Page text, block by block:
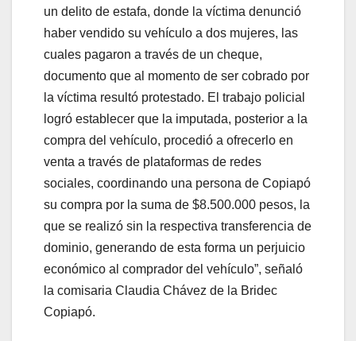
un delito de estafa, donde la víctima denunció
haber vendido su vehículo a dos mujeres, las
cuales pagaron a través de un cheque,
documento que al momento de ser cobrado por
la víctima resultó protestado. El trabajo policial
logró establecer que la imputada, posterior a la
compra del vehículo, procedió a ofrecerlo en
venta a través de plataformas de redes
sociales, coordinando una persona de Copiapó
su compra por la suma de $8.500.000 pesos, la
que se realizó sin la respectiva transferencia de
dominio, generando de esta forma un perjuicio
económico al comprador del vehículo”, señaló
la comisaria Claudia Chávez de la Bridec
Copiapó.